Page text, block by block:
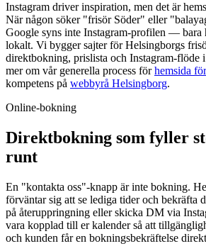
Instagram driver inspiration, men det är
När någon söker "frisör Söder" eller
Google syns inte Instagram-profilen — bara
lokalt. Vi bygger sajter för Helsingborgs
direktbokning, prislista och Instagram-flöde
mer om vår generella process för hemsida
kompetens på webbyrå Helsingborg.
Online-bokning
Direktbokning som fyller
runt
En "kontakta oss"-knapp är inte bokning.
förväntar sig att se lediga tider och bekräfta
på återuppringning eller skicka DM via
vara kopplad till er kalender så att
och kunden får en bokningsbekräftelse